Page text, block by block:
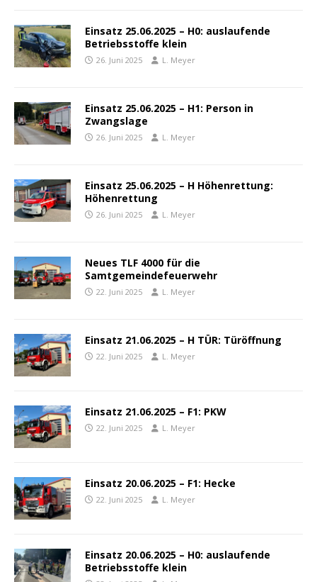
Einsatz 25.06.2025 – H0: auslaufende
Betriebsstoffe klein
26. Juni 2025 L. Meyer
Einsatz 25.06.2025 – H1: Person in
Zwangslage
26. Juni 2025 L. Meyer
Einsatz 25.06.2025 – H Höhenrettung:
Höhenrettung
26. Juni 2025 L. Meyer
Neues TLF 4000 für die
Samtgemeindefeuerwehr
22. Juni 2025 L. Meyer
Einsatz 21.06.2025 – H TÜR: Türöffnung
22. Juni 2025 L. Meyer
Einsatz 21.06.2025 – F1: PKW
22. Juni 2025 L. Meyer
Einsatz 20.06.2025 – F1: Hecke
22. Juni 2025 L. Meyer
Einsatz 20.06.2025 – H0: auslaufende
Betriebsstoffe klein